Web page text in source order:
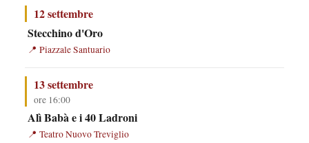
12 settembre
Stecchino d'Oro
Piazzale Santuario
13 settembre
ore 16:00
Alì Babà e i 40 Ladroni
Teatro Nuovo Treviglio